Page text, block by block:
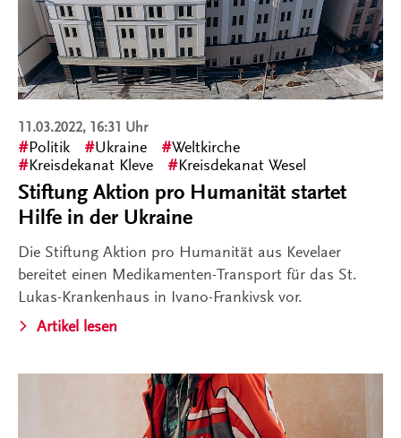
11.03.2022, 16:31 Uhr
Politik Ukraine
Weltkirche
Kreisdekanat Kleve
Kreisdekanat Wesel
Stiftung Aktion pro Humanität startet
Hilfe in der Ukraine
Die Stiftung Aktion pro Humanität aus Kevelaer
bereitet einen Medikamenten-Transport für das St.
Lukas-Krankenhaus in Ivano-Frankivsk vor.
Artikel lesen